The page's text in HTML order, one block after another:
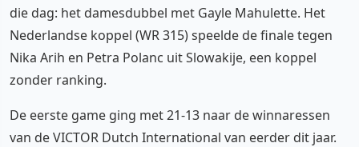
die dag: het damesdubbel met Gayle Mahulette. Het
Nederlandse koppel (WR 315) speelde de finale tegen
Nika Arih en Petra Polanc uit Slowakije, een koppel
zonder ranking.
De eerste game ging met 21-13 naar de winnaressen
van de VICTOR Dutch International van eerder dit jaar.